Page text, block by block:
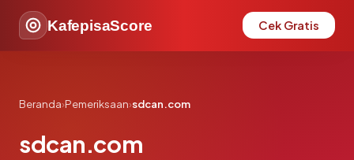
KafepisaScore Cek Gratis
Beranda›Pemeriksaan›sdcan.com
sdcan.com